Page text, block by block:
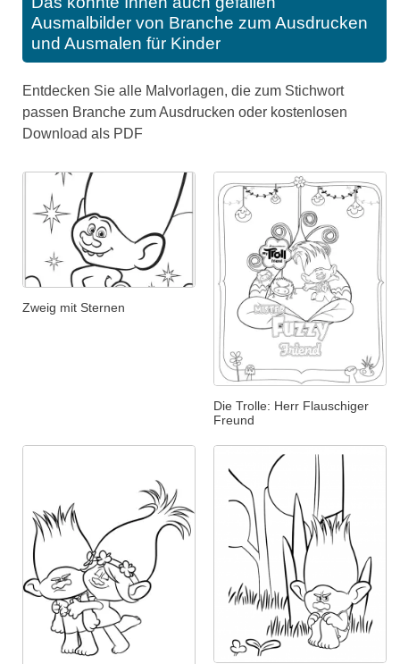
Ausmalbilder von Branche zum Ausdrucken
und Ausmalen für Kinder
Entdecken Sie alle Malvorlagen, die zum Stichwort
passen Branche zum Ausdrucken oder kostenlosen
Download als PDF
Zweig mit Sternen
Die Trolle: Herr Flauschiger
Freund